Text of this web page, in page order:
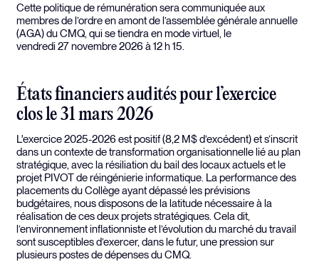
Cette politique de rémunération sera communiquée aux
membres de l’ordre en amont de l’assemblée générale annuelle
(AGA) du CMQ, qui se tiendra en mode virtuel, le
vendredi 27 novembre 2026 à 12 h 15.
États financiers audités pour l’exercice
clos le 31 mars 2026
L'exercice 2025-2026 est positif (8,2 M$ d’excédent) et s’inscrit
dans un contexte de transformation organisationnelle lié au plan
stratégique, avec la résiliation du bail des locaux actuels et le
projet PIVOT de réingénierie informatique. La performance des
placements du Collège ayant dépassé les prévisions
budgétaires, nous disposons de la latitude nécessaire à la
réalisation de ces deux projets stratégiques. Cela dit,
l’environnement inflationniste et l’évolution du marché du travail
sont susceptibles d’exercer, dans le futur, une pression sur
plusieurs postes de dépenses du CMQ.